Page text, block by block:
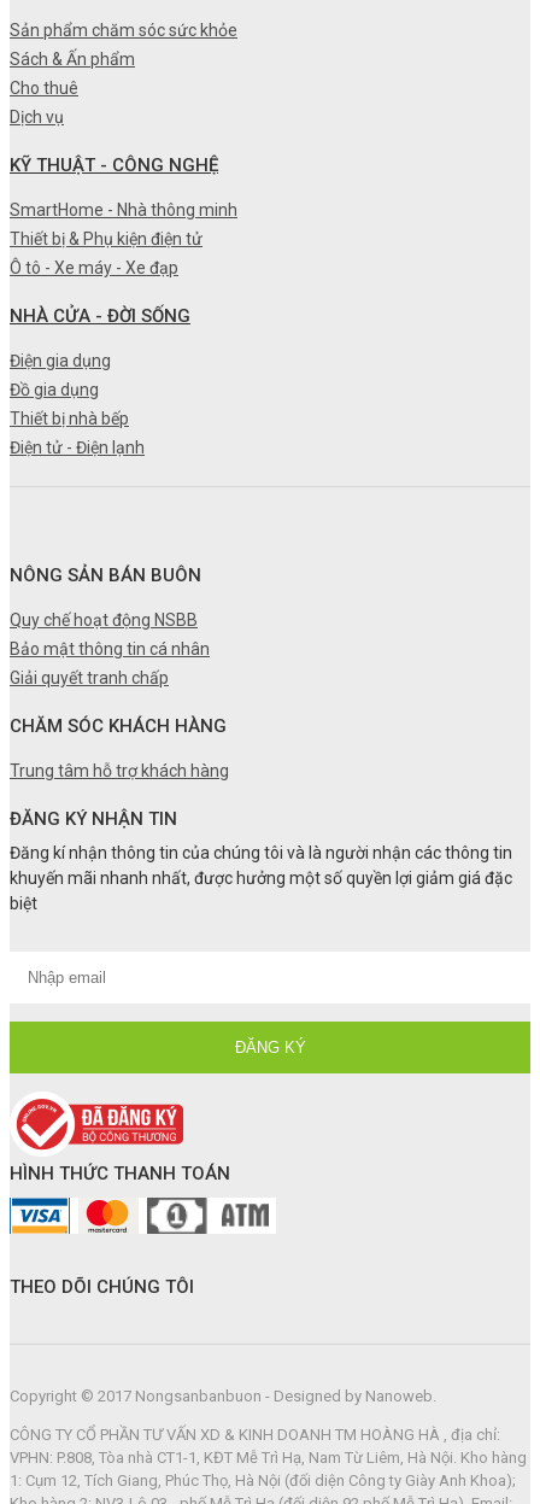
Sản phẩm chăm sóc sức khỏe
Sách & Ấn phẩm
Cho thuê
Dịch vụ
KỸ THUẬT - CÔNG NGHỆ
SmartHome - Nhà thông minh
Thiết bị & Phụ kiện điện tử
Ô tô - Xe máy - Xe đạp
NHÀ CỬA - ĐỜI SỐNG
Điện gia dụng
Đồ gia dụng
Thiết bị nhà bếp
Điện tử - Điện lạnh
NÔNG SẢN BÁN BUÔN
Quy chế hoạt động NSBB
Bảo mật thông tin cá nhân
Giải quyết tranh chấp
CHĂM SÓC KHÁCH HÀNG
Trung tâm hỗ trợ khách hàng
ĐĂNG KÝ NHẬN TIN
Đăng kí nhận thông tin của chúng tôi và là người nhận các thông tin
khuyến mãi nhanh nhất, được hưởng một số quyền lợi giảm giá đặc
biệt
HÌNH THỨC THANH TOÁN
THEO DÕI CHÚNG TÔI
Copyright © 2017 Nongsanbanbuon - Designed by Nanoweb.
CÔNG TY CỔ PHẦN TƯ VẤN XD & KINH DOANH TM HOÀNG HÀ , địa chỉ:
VPHN: P.808, Tòa nhà CT1-1, KĐT Mễ Trì Hạ, Nam Từ Liêm, Hà Nội. Kho hàng
1: Cụm 12, Tích Giang, Phúc Thọ, Hà Nội (đối diện Công ty Giày Anh Khoa);